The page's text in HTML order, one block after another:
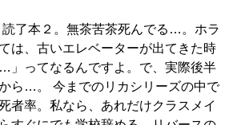
読了本２。無茶苦茶死んでる…。ホラ
は、古いエレベーターが出てきた時
」ってなるんですよ。で、実際後半
ら…。 今までのリカシリーズの中で
者率。私なら、あれだけクラスメイ